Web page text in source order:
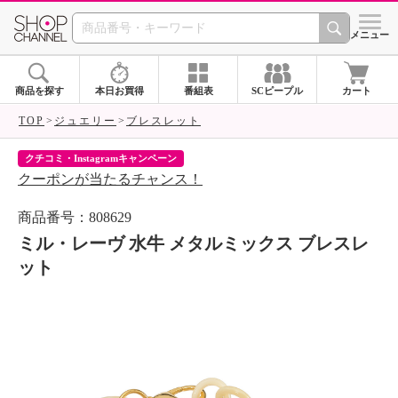
SHOP CHANNEL シメニュー
商品を探す 本日お買得 番組表 SCピープル カート
TOP ジュエリー ブレスレット
クチコミ・Instagramキャンペーン
クーポンが当たるチャンス！
商品番号：808629
ミル・レーヴ 水牛 メタルミックス ブレスレ
ット